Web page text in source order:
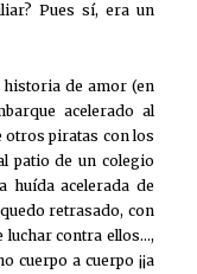
Pues sí, era un
historia de amor (en
acelerado al
otros piratas con los
patio de un colegio
huída acelerada de
retrasado, con
luchar contra ellos…,
cuerpo a cuerpo ¡¡a